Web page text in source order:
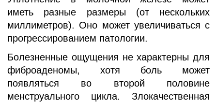
иметь разные размеры (от нескольких
миллиметров). Оно может увеличиваться с
прогрессированием патологии.
Болезненные ощущения не характерны для
фиброаденомы, хотя боль может
появляться во второй половине
менструального цикла. Злокачественная